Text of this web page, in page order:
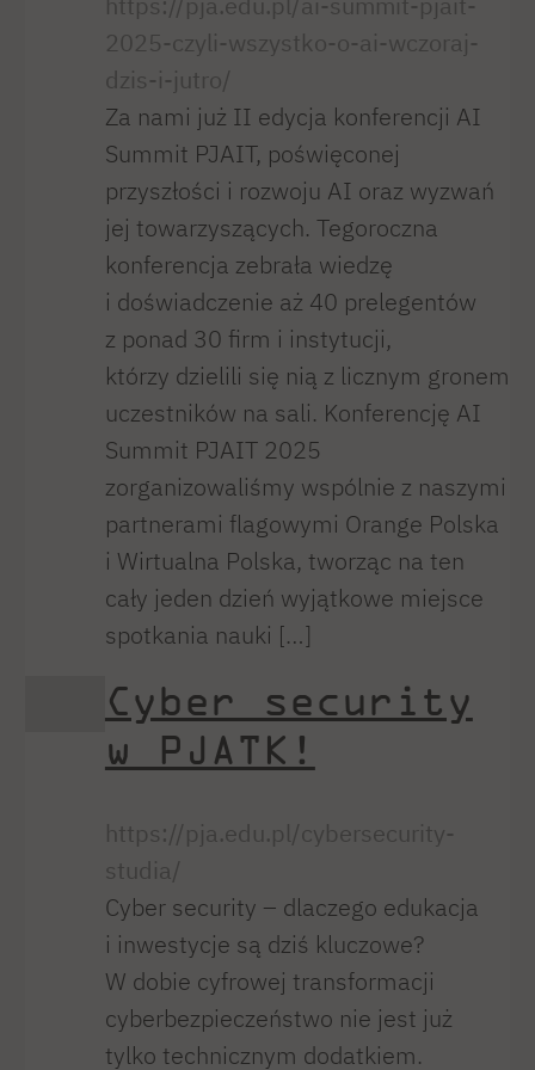
2025-czyli-wszystko-o-ai-wczoraj-
dzis-i-jutro/
Za nami już II edycja konferencji AI
Summit PJAIT, poświęconej
przyszłości i rozwoju AI oraz wyzwań
jej towarzyszących. Tegoroczna
konferencja zebrała wiedzę
i doświadczenie aż 40 prelegentów
z ponad 30 firm i instytucji,
którzy dzielili się nią z licznym gronem
uczestników na sali. Konferencję AI
Summit PJAIT 2025
zorganizowaliśmy wspólnie z naszymi
partnerami flagowymi Orange Polska
i Wirtualna Polska, tworząc na ten
cały jeden dzień wyjątkowe miejsce
spotkania nauki […]
Cyber security
w PJATK!
https://pja.edu.pl/cybersecurity-
studia/
Cyber security – dlaczego edukacja
i inwestycje są dziś kluczowe?
W dobie cyfrowej transformacji
cyberbezpieczeństwo nie jest już
tylko technicznym dodatkiem.